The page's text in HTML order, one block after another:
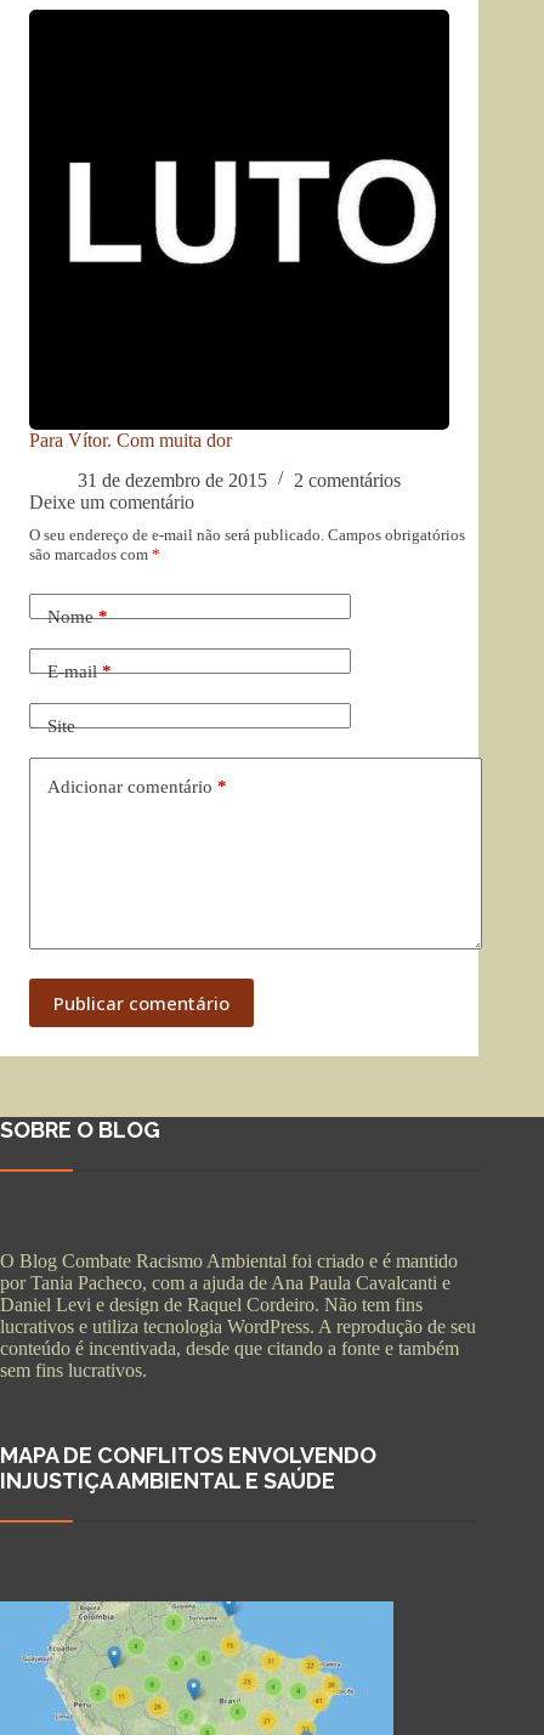
Para Vítor. Com muita dor
31 de dezembro de 2015
2 comentários
Deixe um comentário
O seu endereço de e-mail não será publicado. Campos obrigatórios
são marcados com *
Nome*
E-mail*
Site
Adicionar comentário *
Publicar comentário
SOBRE O BLOG
O Blog Combate Racismo Ambiental foi criado e é mantido
por Tania Pacheco, com a ajuda de Ana Paula Cavalcanti e
Daniel Levi e design de Raquel Cordeiro. Não tem fins
lucrativos e utiliza tecnologia WordPress. A reprodução de seu
conteúdo é incentivada, desde que citando a fonte e também
sem fins lucrativos.
MAPA DE CONFLITOS ENVOLVENDO
INJUSTIÇA AMBIENTAL E SAÚDE